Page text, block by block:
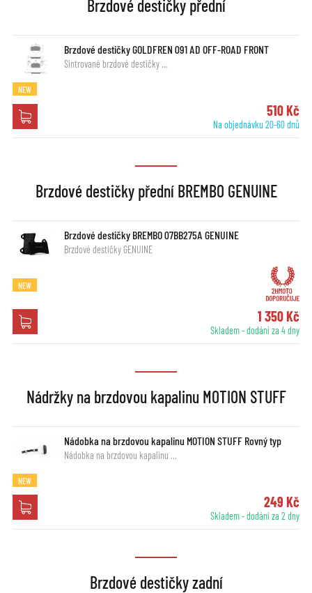
Brzdové destičky přední
Brzdové destičky GOLDFREN 091 AD OFF-ROAD FRONT
Sintrované brzdové destičky …
NEW
510 Kč
Na objednávku 20-60 dnů
Brzdové destičky přední BREMBO GENUINE
Brzdové destičky BREMBO 07BB275A GENUINE
Brzdové destičky GENUINE
NEW
1 350 Kč
Skladem - dodání za 4 dny
Nádržky na brzdovou kapalinu MOTION STUFF
Nádobka na brzdovou kapalinu MOTION STUFF Rovný typ
Nádobka na brzdovou kapalinu …
NEW
249 Kč
Skladem - dodání za 2 dny
Brzdové destičky zadní